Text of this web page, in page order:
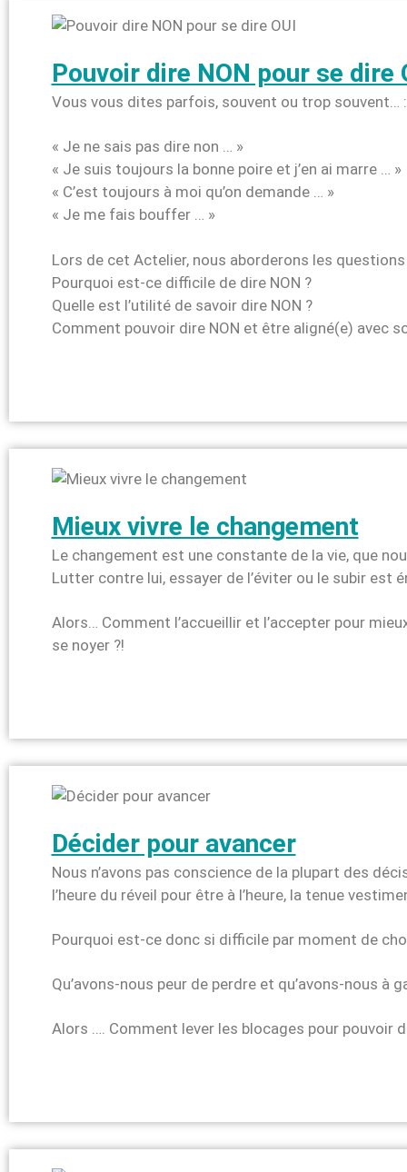
Pouvoir dire NON pour se dire
Vous vous dites parfois, souvent ou trop souvent… :
« Je ne sais pas dire non … »
« Je suis toujours la bonne poire et j’en ai marre … »
« C’est toujours à moi qu’on demande … »
« Je me fais bouffer … »
Lors de cet Actelier, nous aborderons les
Pourquoi est-ce difficile de dire NON ?
Quelle est l’utilité de savoir dire NON ?
Comment pouvoir dire NON et être aligné(e) avec
Mieux vivre le changement
Le changement est une constante de la vie, que
Lutter contre lui, essayer de l’éviter ou le subir est
Alors… Comment l’accueillir et l’accepter pour
se noyer ?!
Décider pour avancer
Nous n’avons pas conscience de la plupart des
l’heure du réveil pour être à l’heure, la tenue
Pourquoi est-ce donc si difficile par moment de
Qu’avons-nous peur de perdre et qu’avons-nous à
Alors …. Comment lever les blocages pour pouvoir